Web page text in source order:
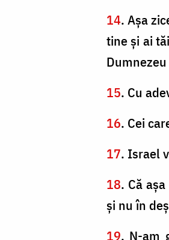
14. Aşa
tine şi ai
15. Cu
16. Cei
17. Israel
18. Că
şi nu în
19. N-am